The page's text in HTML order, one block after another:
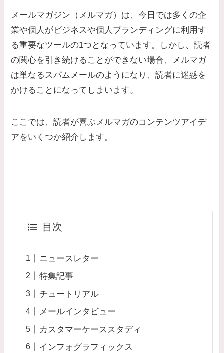
メールマガジン（メルマガ）は、今日では多くの企
業や個人がビジネスや個人ブランディングに利用す
る重要なツールの1つとなっています。しかし、読者
の関心を引き続けることができない場合、メルマガ
は単なるスパムメールのようになり、読者に迷惑を
かけることになってしまいます。
ここでは、読者が喜ぶメルマガのコンテンツアイデ
アをいくつか紹介します。
目次
ニュースレター
特集記事
チュートリアル
メールインタビュー
カスタマーケーススタディ
インフォグラフィックス